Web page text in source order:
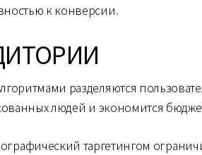
к конверсии.
разделяются
людей и экономится
таргетингом